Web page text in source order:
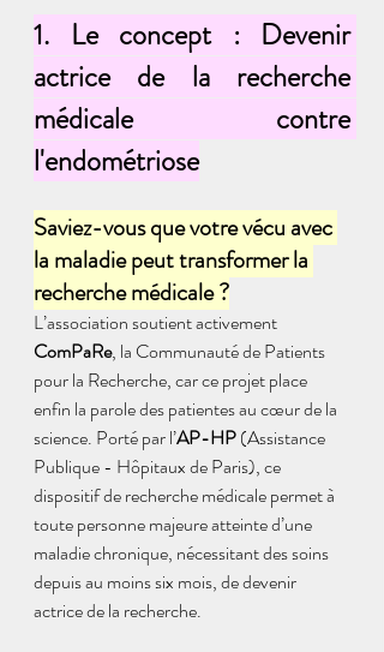
1. Le concept : Devenir
actrice de la recherche
médicale contre
l'endométriose
Saviez-vous que votre vécu avec
la maladie peut transformer la
recherche médicale ?
L’association soutient activement
ComPaRe, la Communauté de Patients
pour la Recherche, car ce projet place
enfin la parole des patientes au cœur de la
science. Porté par l’AP-HP (Assistance
Publique - Hôpitaux de Paris), ce
dispositif de recherche médicale permet à
toute personne majeure atteinte d’une
maladie chronique, nécessitant des soins
depuis au moins six mois, de devenir
actrice de la recherche.